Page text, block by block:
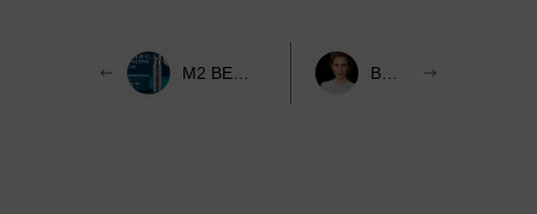
M2 BEAUTÉ GEWINNT AWARD FÜR „DAS BESTE MÄNNERPRODUKT 2021“ BERLIN CALLING...